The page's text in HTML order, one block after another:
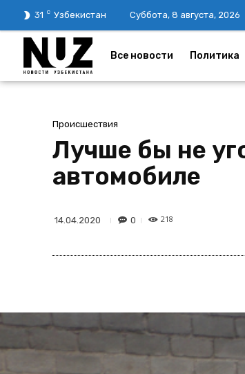
31 C Узбекистан Суббота, 8 августа, 2026
Все новости Политика
Происшествия
Лучше бы не
автомобиле
14.04.2020 0 218